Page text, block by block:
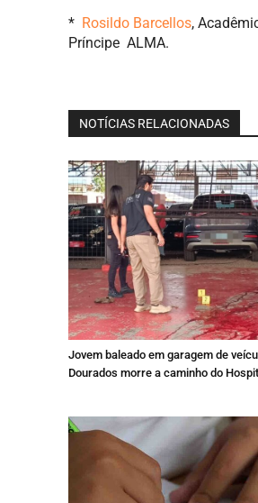
* Rosildo Barcellos,
Príncipe ALMA.
NOTÍCIAS RELACIONADAS
Jovem baleado em garagem de
Dourados morre a caminho do